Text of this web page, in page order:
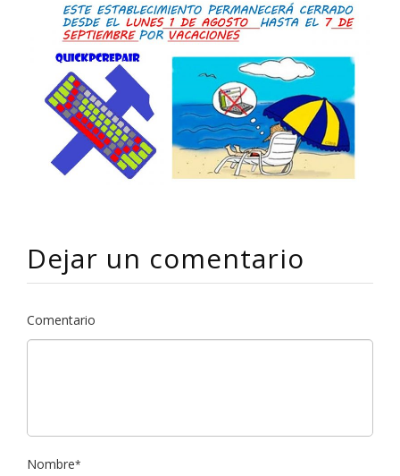
Dejar un comentario
Comentario
Nombre*